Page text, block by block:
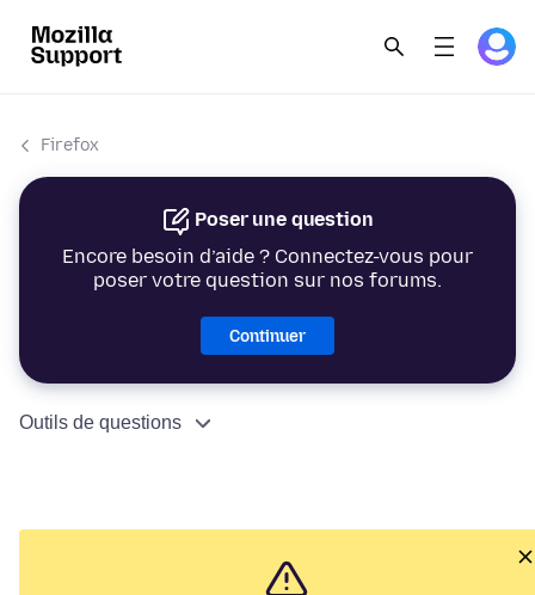
Firefox
Poser une question
Encore besoin d’aide ? Connectez-vous pour
poser votre question sur nos forums.
Continuer
Outils de questions